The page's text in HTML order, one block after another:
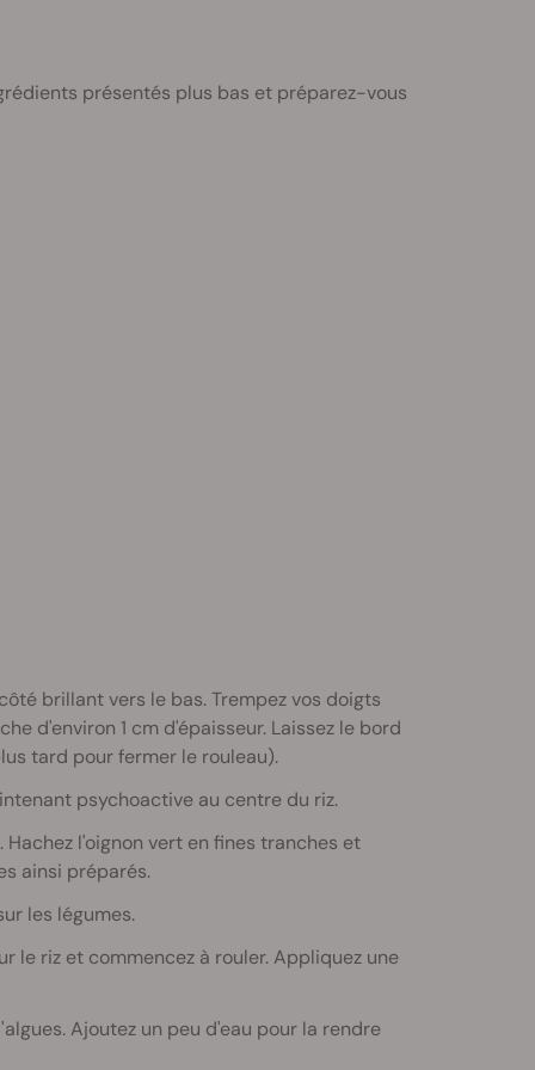
présentés plus bas et préparez-vous
brillant vers le bas. Trempez vos doigts
d'environ 1 cm d'épaisseur. Laissez le bord
tard pour fermer le rouleau).
psychoactive au centre du riz.
l'oignon vert en fines tranches et
ainsi préparés.
les légumes.
le riz et commencez à rouler. Appliquez une
Ajoutez un peu d'eau pour la rendre